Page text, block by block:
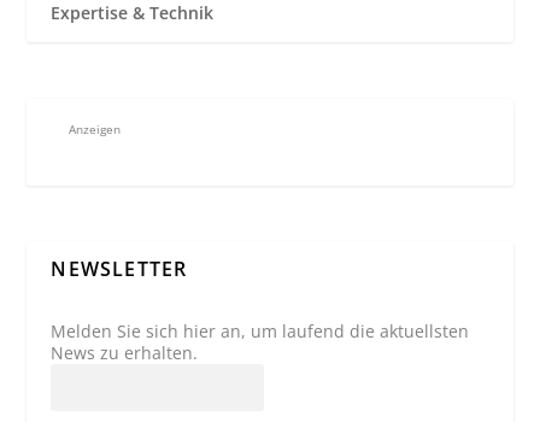
Expertise & Technik
Anzeigen
NEWSLETTER
Melden Sie sich hier an, um laufend die aktuellsten
News zu erhalten.